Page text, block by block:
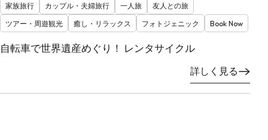
家族旅行
カップル・夫婦旅行 一人旅
友人との旅
ツアー・周遊観光
癒し・リラックス フォトジェニック Book Now
自転車で世界遺産めぐり！ レンタサイクル
詳しく見る